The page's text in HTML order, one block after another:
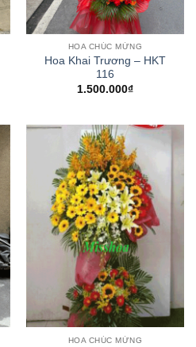
HOA CHÚC MỪNG
Hoa Khai Trương – HKT
116
1.500.000₫
HOA CHÚC MỪNG